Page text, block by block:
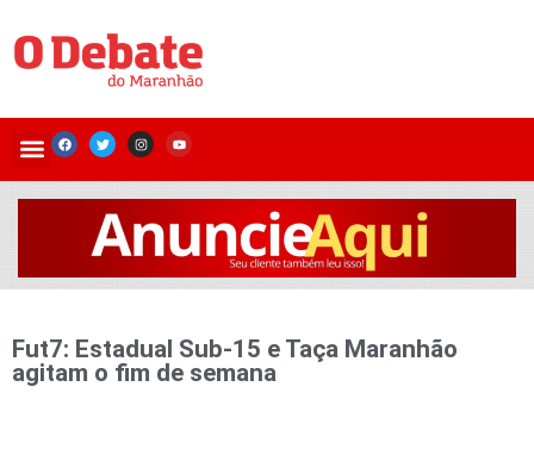
Fut7: Estadual Sub-15 e Taça Maranhão
agitam o fim de semana